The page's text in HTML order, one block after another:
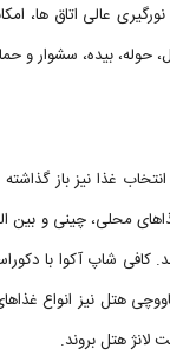
عالی اتاق ها،
حوله، بیده، سشوار و
محلی، چینی و بین
هتل نیز انواع
لانژ هتل بروند.